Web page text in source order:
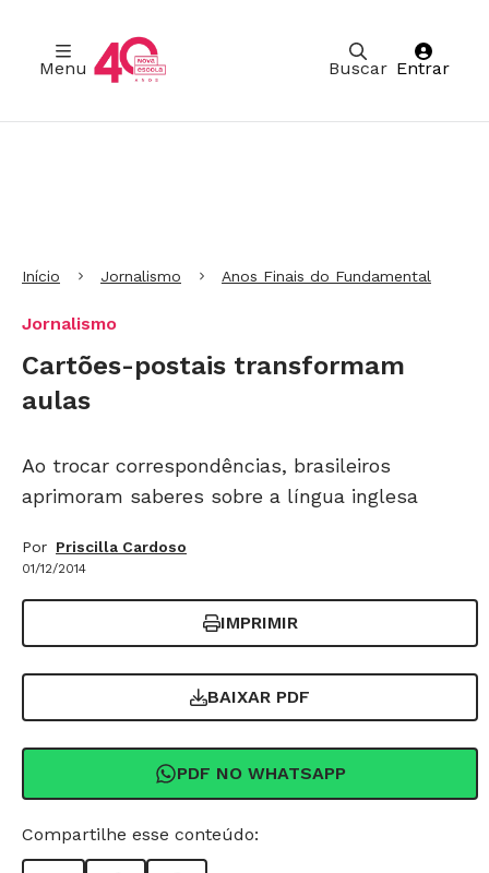
Buscar
Menu Entrar
Início Jornalismo Anos Finais do Fundamental
Jornalismo
Cartões-postais transformam
aulas
Ao trocar correspondências, brasileiros
aprimoram saberes sobre a língua inglesa
Por Priscilla Cardoso
01/12/2014
IMPRIMIR
BAIXAR PDF
PDF NO WHATSAPP
Compartilhe esse conteúdo: